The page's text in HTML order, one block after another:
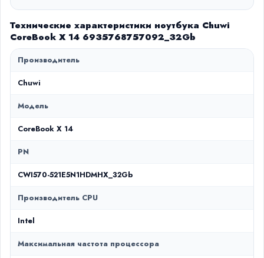
Технические характеристики ноутбука Chuwi
CoreBook X 14 6935768757092_32Gb
Производитель
Chuwi
Модель
CoreBook X 14
PN
CWI570-521E5N1HDMHX_32Gb
Производитель CPU
Intel
Максимальная частота процессора